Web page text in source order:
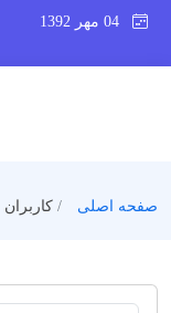
صفحه اصلی کاربران